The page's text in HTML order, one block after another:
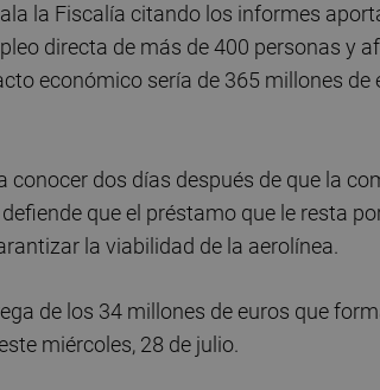
la Fiscalía citando los informes
directa de más de 400 personas y
económico sería de 365 millones de
conocer dos días después de que la
que el préstamo que le resta
la viabilidad de la aerolínea.
de los 34 millones de euros que
miércoles, 28 de julio.